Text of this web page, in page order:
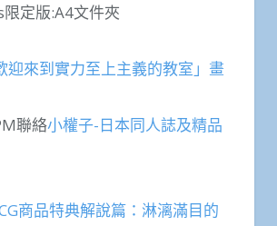
定版:A4文件夾
迎來到實力至上主義的教室」畫
聯絡小權子-日本同人誌及精品
商品特典解說篇：淋漓滿目的